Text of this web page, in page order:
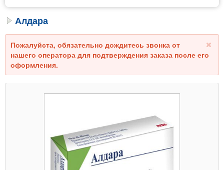
Алдара
Пожалуйста, обязательно дождитесь звонка от
нашего оператора для подтверждения заказа после его
оформления.